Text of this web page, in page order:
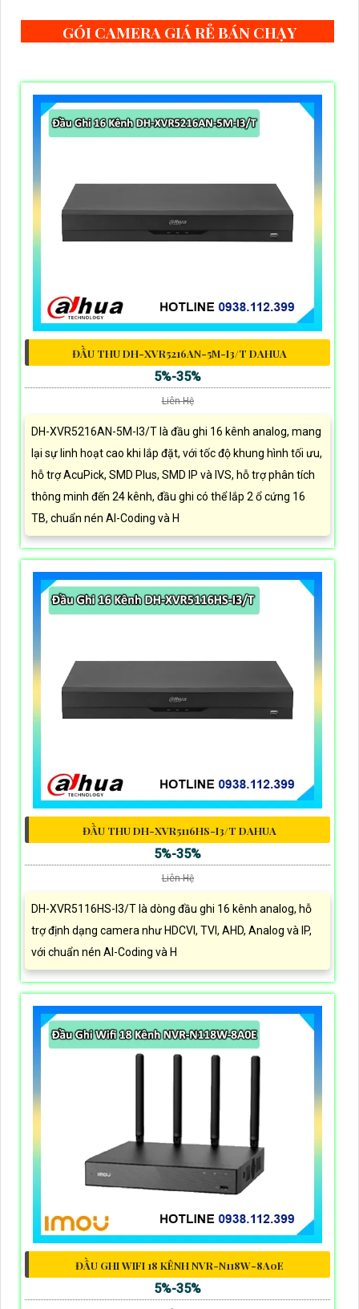
GÓI CAMERA GIÁ RẺ BÁN CHẠY
ĐẦU THU DH-XVR5216AN-5M-I3/T DAHUA
5%-35%
Liên Hệ
DH-XVR5216AN-5M-I3/T là đầu ghi 16 kênh analog, mang
lại sự linh hoạt cao khi lắp đặt, với tốc độ khung hình tối ưu,
hỗ trợ AcuPick, SMD Plus, SMD IP và IVS, hỗ trợ phân tích
thông minh đến 24 kênh, đầu ghi có thể lắp 2 ổ cứng 16
TB, chuẩn nén AI-Coding và H
ĐẦU THU DH-XVR5116HS-I3/T DAHUA
5%-35%
Liên Hệ
DH-XVR5116HS-I3/T là dòng đầu ghi 16 kênh analog, hỗ
trợ định dạng camera như HDCVI, TVI, AHD, Analog và IP,
với chuẩn nén AI-Coding và H
ĐẦU GHI WIFI 18 KÊNH NVR-N118W-8A0E
5%-35%